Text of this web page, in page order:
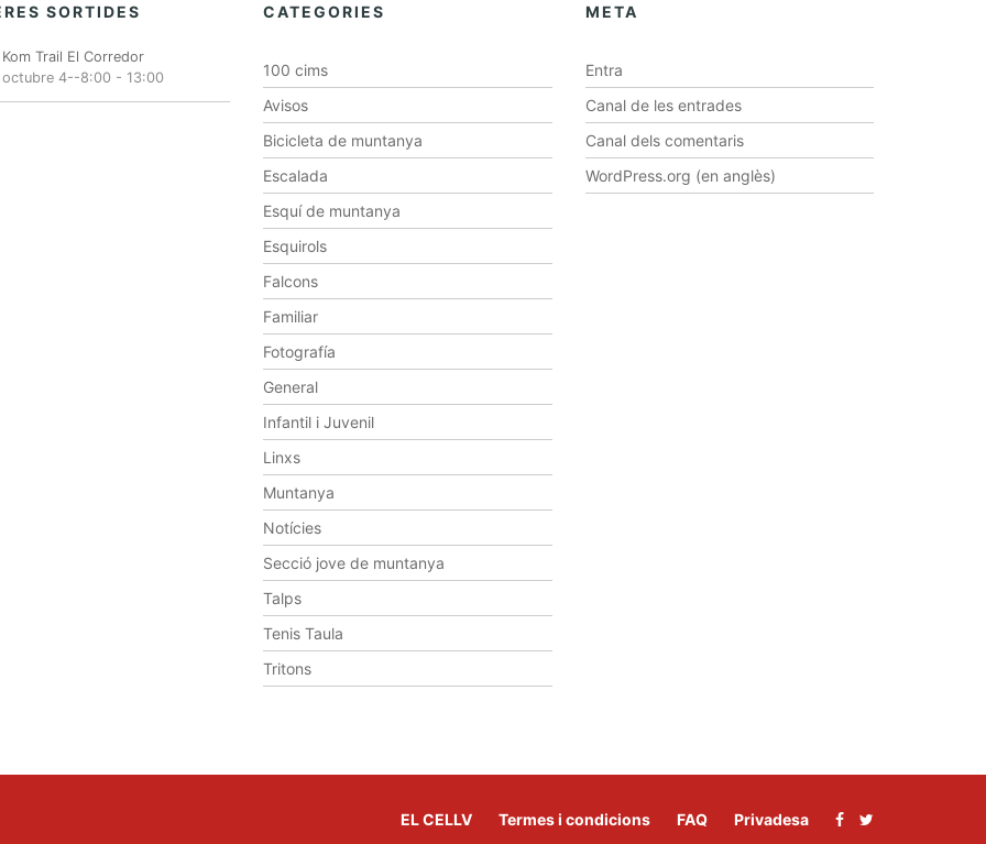
SORTIDES
Kom Trail El Corredor
octubre 4--8:00- 13:00
CATEGORIES
100 cims
Avisos
Bicicleta de muntanya
Escalada
Esquí de muntanya
Esquirols
Falcons
Familiar
Fotografía
General
Infantil i Juvenil
Linxs
Muntanya
Notícies
Secció jove de muntanya
Talps
Tenis Taula
Tritons
META
Entra
Canal de les entrades
Canal dels comentaris
WordPress.org (en anglès)
EL CELLV Termes i condicions FAQ Privadesa